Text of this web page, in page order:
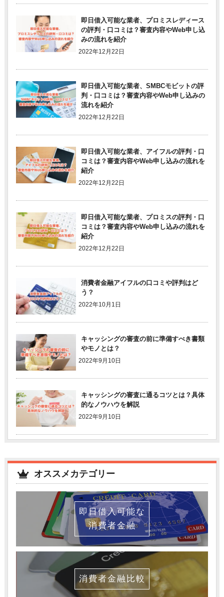
即日借入可能な業者、プロミスレディース
の評判・口コミは？審査内容やWeb申し込
みの流れを紹介
2022年12月22日
即日借入可能な業者、SMBCモビットの評
判・口コミは？審査内容やWeb申し込みの
流れを紹介
2022年12月22日
即日借入可能な業者、アイフルの評判・口
コミは？審査内容やWeb申し込みの流れを
紹介
2022年12月22日
即日借入可能な業者、プロミスの評判・口
コミは？審査内容やWeb申し込みの流れを
紹介
2022年12月22日
消費者金融アイフルの口コミや評判はど
う？
2022年10月1日
キャッシングの審査の前に準備すべき書類
やモノとは？
2022年9月10日
キャッシングの審査に通るコツとは？具体
的なノウハウを解説
2022年9月10日
オススメカテゴリー
即日借入可能な
消費者金融
消費者金融比較